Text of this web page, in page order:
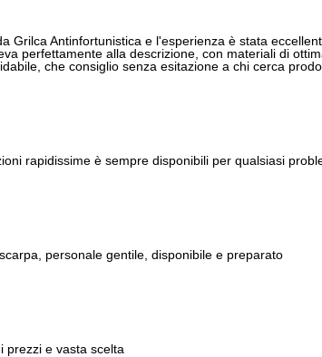
Grilca Antinfortunistica e l'esperienza è stata
perfettamente alla descrizione, con materiali di
che consiglio senza esitazione a chi cerca
rapidissime è sempre disponibili per qualsiasi
personale gentile, disponibile e preparato
prezzi e vasta scelta